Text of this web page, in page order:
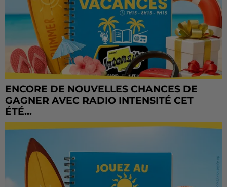
ENCORE DE NOUVELLES CHANCES DE
GAGNER AVEC RADIO INTENSITÉ CET
ÉTÉ...